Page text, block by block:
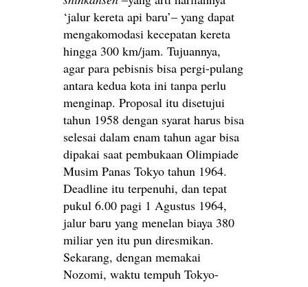
‘jalur kereta api baru’– yang dapat
mengakomodasi kecepatan kereta
hingga 300 km/jam. Tujuannya,
agar para pebisnis bisa pergi-pulang
antara kedua kota ini tanpa perlu
menginap. Proposal itu disetujui
tahun 1958 dengan syarat harus bisa
selesai dalam enam tahun agar bisa
dipakai saat pembukaan Olimpiade
Musim Panas Tokyo tahun 1964.
Deadline itu terpenuhi, dan tepat
pukul 6.00 pagi 1 Agustus 1964,
jalur baru yang menelan biaya 380
miliar yen itu pun diresmikan.
Sekarang, dengan memakai
Nozomi, waktu tempuh Tokyo-